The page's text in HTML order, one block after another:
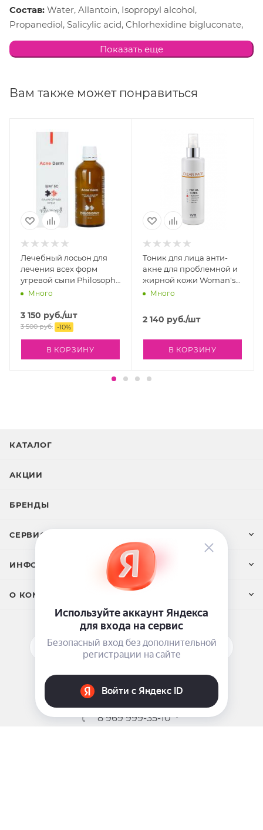
Состав: Water, Allantoin, Isopropyl alcohol,
Propanediol, Salicylic acid, Chlorhexidine bigluconate,
Lactobacillus / Soymilk ferment filtrate,
Lactobacillus/rye flour ferment,Bacillus/soybean
Propylparaben, Methylisothiazolinone.
салициловая кислота, хлоргексидин,
стандартизованный комплекс витаминов группы В.
Внешний вид и упаковка товара могут
незначительно отличаться от фото.
Показать еще
Вам также может понравиться
Лечебный лосьон для
лечения всех форм
угревой сыпи Philosophy
Acne Derm Treatment
Много
3 150 руб./шт
3 500руб. -10%
В КОРЗИНУ
Тоник для лица анти-
акне для проблемной и
жирной кожи Woman's
Много
2 140 руб./шт
В КОРЗИНУ
КАТАЛОГ
АКЦИИ
БРЕНДЫ
СЕРВИС И ПОДДЕРЖКА
ИНФОРМАЦИЯ
О КОМПАНИИ
ПОДПИСАТЬСЯ НА РАССЫЛКУ
ЗАДАТЬ ВОПРОС
8 969 999-35-10